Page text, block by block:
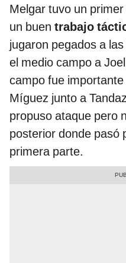
Melgar tuvo un
un buen trabajo
jugaron pegados a
el medio campo a
campo fue
Míguez junto a
propuso ataque pero
posterior donde pasó
primera parte.